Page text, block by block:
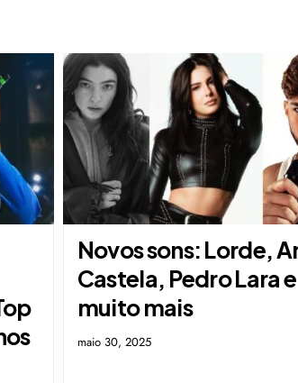
Novos sons: Lorde,
Castela, Pedro Lara e
muito mais
maio 30, 2025